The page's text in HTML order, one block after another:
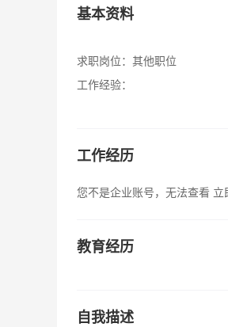
基本资料
求职岗位： 其他职位
工作经验：
工作经历
您不是企业账号，无法查看 立
教育经历
自我描述